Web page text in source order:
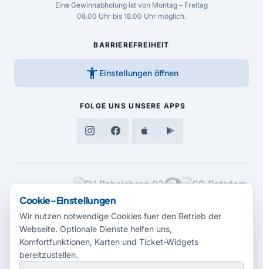
Eine Gewinnabholung ist von Montag – Freitag
08.00 Uhr bis 18.00 Uhr möglich.
BARRIEREFREIHEIT
accessibility_new Einstellungen öffnen
FOLGE UNS UNSERE APPS
MEDIENPARTNER
Cookie-Einstellungen
Wir nutzen notwendige Cookies fuer den Betrieb der
Webseite. Optionale Dienste helfen uns,
Komfortfunktionen, Karten und Ticket-Widgets
bereitzustellen.